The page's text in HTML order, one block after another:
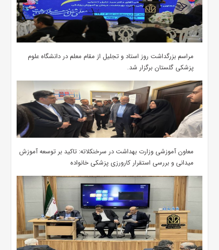
مراسم بزرگداشت روز استاد و تجلیل از مقام معلم در دانشگاه علوم
پزشکی گلستان برگزار شد.‌
معاون آموزشی وزارت بهداشت در سرخنکلاته: تاکید بر توسعه آموزش
میدانی و بررسی استقرار کارورزی پزشکی ‌خانواده